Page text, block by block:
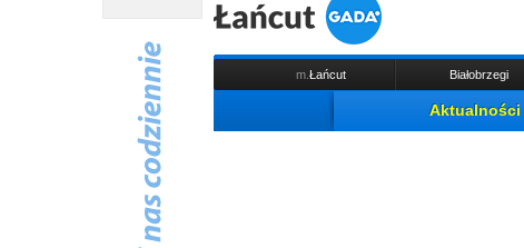
m. Łańcut Białobrzegi
Aktualności